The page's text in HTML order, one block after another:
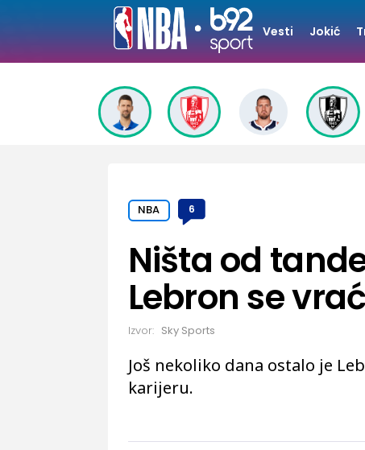
Vesti Jokić
NBA 6
Ništa od
Lebron se
Još nekoliko dana ostalo je
karijeru.
Izvor: Sky Sports